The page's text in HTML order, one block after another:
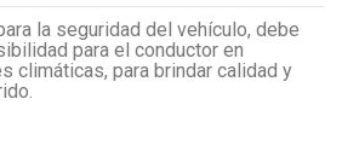
la seguridad del vehículo, debe
para el conductor en
climáticas, para brindar calidad y